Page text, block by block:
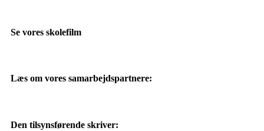
Se vores skolefilm
Læs om vores samarbejdspartnere:
Den tilsynsførende skriver: